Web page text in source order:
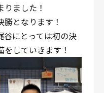
ました！
となります！
谷にとっては初の決
していきます！